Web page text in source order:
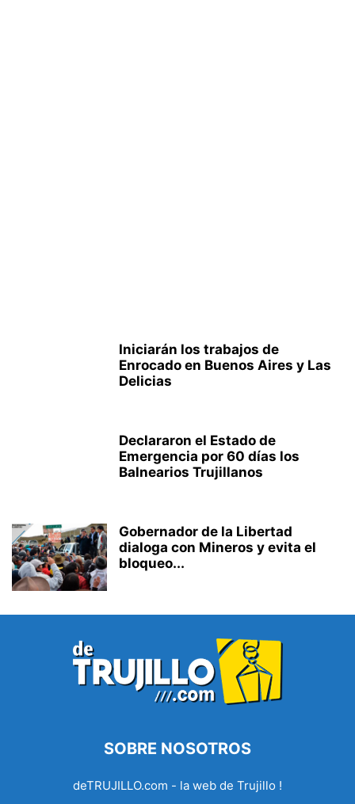
Iniciarán los trabajos de
Enrocado en Buenos Aires y Las
Delicias
Declararon el Estado de
Emergencia por 60 días los
Balnearios Trujillanos
Gobernador de la Libertad
dialoga con Mineros y evita el
bloqueo...
SOBRE NOSOTROS
deTRUJILLO.com - la web de Trujillo !